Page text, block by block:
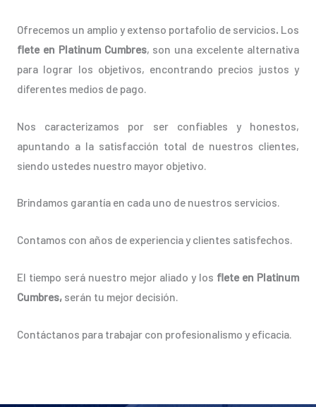
Ofrecemos un amplio y extenso portafolio de servicios. Los
flete en Platinum Cumbres, son una excelente alternativa
para lograr los objetivos, encontrando precios justos y
diferentes medios de pago.
Nos caracterizamos por ser confiables y honestos,
apuntando a la satisfacción total de nuestros clientes,
siendo ustedes nuestro mayor objetivo.
Brindamos garantía en cada uno de nuestros servicios.
Contamos con años de experiencia y clientes satisfechos.
El tiempo será nuestro mejor aliado y los flete en Platinum
Cumbres, serán tu mejor decisión.
Contáctanos para trabajar con profesionalismo y eficacia.